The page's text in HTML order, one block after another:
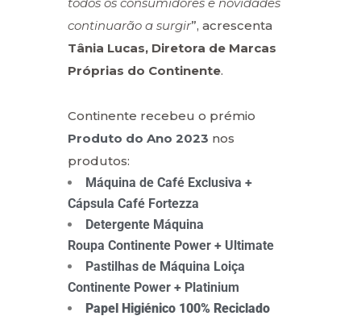
continuarão a surgir”, acrescenta
Tânia Lucas, Diretora de Marcas
Próprias do Continente.
Continente recebeu o prémio
Produto do Ano 2023 nos
produtos:
Máquina de Café Exclusiva +
Cápsula Café Fortezza
Detergente Máquina
Roupa Continente Power + Ultimate
Pastilhas de Máquina Loiça
Continente Power + Platinium
Papel Higiénico 100% Reciclado